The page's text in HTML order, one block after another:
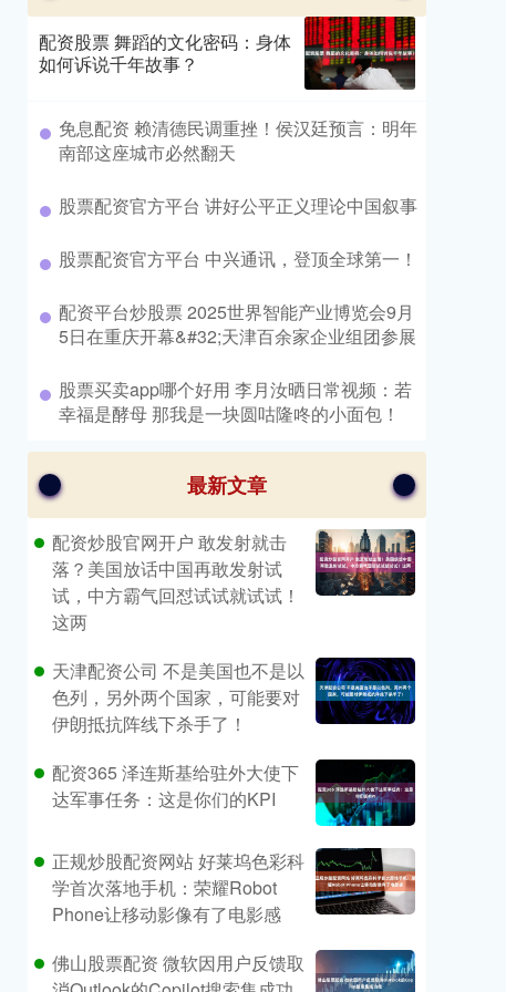
配资股票 舞蹈的文化密码：身体
如何诉说千年故事？
​免息配资 赖清德民调重挫！侯汉廷预言：明年
南部这座城市必然翻天
​股票配资官方平台 讲好公平正义理论中国叙事
​股票配资官方平台 中兴通讯，登顶全球第一！
​配资平台炒股票 2025世界智能产业博览会9月
5日在重庆开幕&#32;天津百余家企业组团参展
​股票买卖app哪个好用 李月汝晒日常视频：若
幸福是酵母 那我是一块圆咕隆咚的小面包！
最新文章
配资炒股官网开户 敢发射就击
落？美国放话中国再敢发射试
试，中方霸气回怼试试就试试！
这两
天津配资公司 不是美国也不是以
色列，另外两个国家，可能要对
伊朗抵抗阵线下杀手了！
配资365 泽连斯基给驻外大使下
达军事任务：这是你们的KPI
正规炒股配资网站 好莱坞色彩科
学首次落地手机：荣耀Robot
Phone让移动影像有了电影感
佛山股票配资 微软因用户反馈取